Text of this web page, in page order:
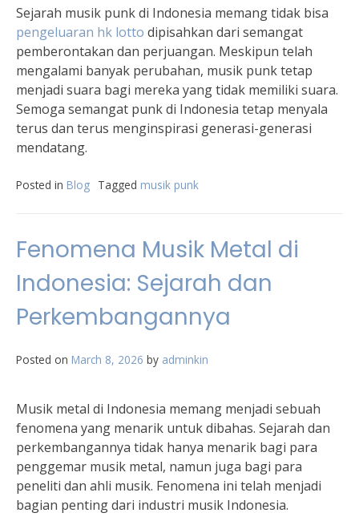
Sejarah musik punk di Indonesia memang tidak bisa
pengeluaran hk lotto dipisahkan dari semangat
pemberontakan dan perjuangan. Meskipun telah
mengalami banyak perubahan, musik punk tetap
menjadi suara bagi mereka yang tidak memiliki suara.
Semoga semangat punk di Indonesia tetap menyala
terus dan terus menginspirasi generasi-generasi
mendatang.
Posted in Blog Tagged musik punk
Fenomena Musik Metal di
Indonesia: Sejarah dan
Perkembangannya
Posted on March 8, 2026 by adminkin
Musik metal di Indonesia memang menjadi sebuah
fenomena yang menarik untuk dibahas. Sejarah dan
perkembangannya tidak hanya menarik bagi para
penggemar musik metal, namun juga bagi para
peneliti dan ahli musik. Fenomena ini telah menjadi
bagian penting dari industri musik Indonesia.